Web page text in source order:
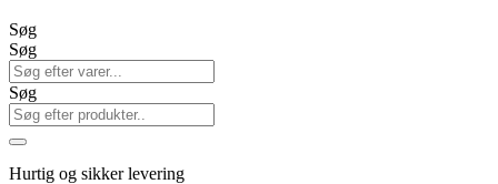
Søg
Søg
Søg
Hurtig og sikker levering